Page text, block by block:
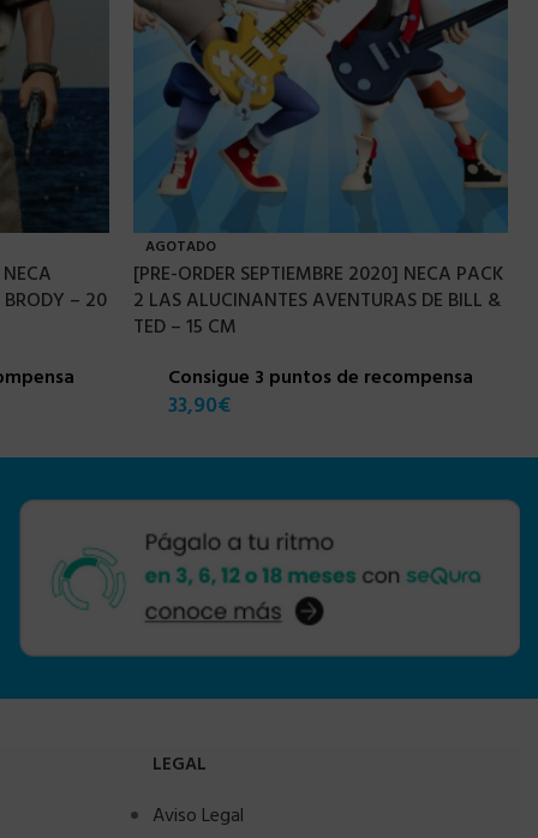
– 20
AGOTADO
[PRE-ORDER SEPTIEMBRE 2020] NECA PACK
2 LAS ALUCINANTES AVENTURAS DE BILL &
TED – 15 CM
Consigue 3 puntos de recompensa
33,90€
LEGAL
Aviso Legal